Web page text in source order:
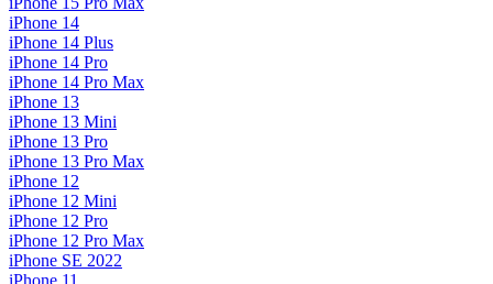
iPhone 14
iPhone 14 Plus
iPhone 14 Pro
iPhone 14 Pro Max
iPhone 13
iPhone 13 Mini
iPhone 13 Pro
iPhone 13 Pro Max
iPhone 12
iPhone 12 Mini
iPhone 12 Pro
iPhone 12 Pro Max
iPhone SE 2022
iPhone 11